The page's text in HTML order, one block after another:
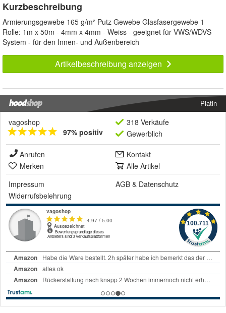
Kurzbeschreibung
Armierungsgewebe 165 g/m² Putz Gewebe Glasfasergewebe 1
Rolle: 1m x 50m - 4mm x 4mm - Weiss - geeignet für VWS/WDVS
System - für den Innen- und Außenbereich
Artikelbeschreibung anzeigen
Platin
vagoshop
97% positiv
318 Verkäufe
Gewerblich
Anrufen
Kontakt
Merken
Alle Artikel
Impressum
AGB & Datenschutz
Widerrufsbelehrung